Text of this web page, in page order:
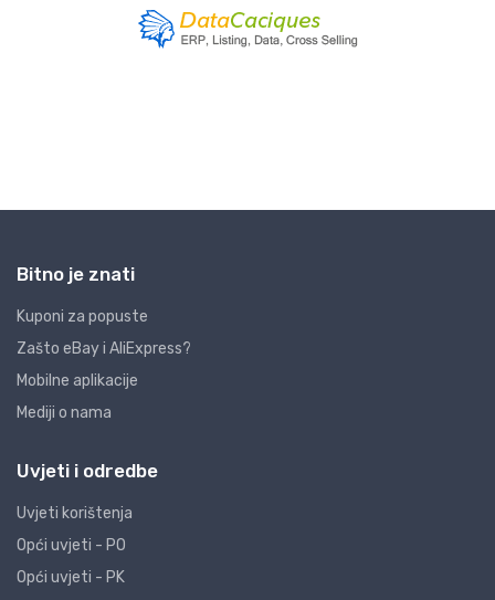
Bitno je znati
Kuponi za popuste
Zašto eBay i AliExpress?
Mobilne aplikacije
Mediji o nama
Uvjeti i odredbe
Uvjeti korištenja
Opći uvjeti - PO
Opći uvjeti - PK